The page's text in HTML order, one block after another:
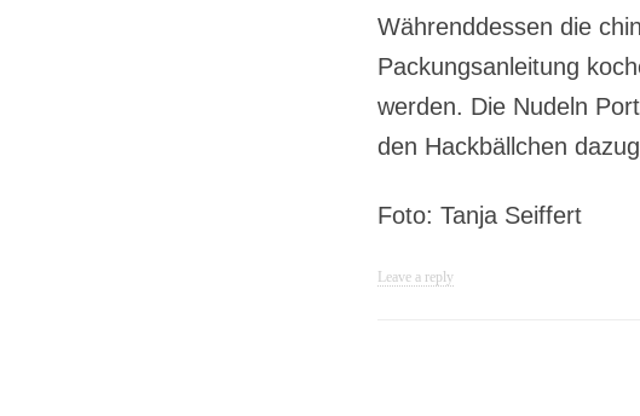
Währenddessen die
Packungsanleitung
werden. Die Nudeln
den Hackbällchen
Foto: Tanja Seiffert
Leave a reply